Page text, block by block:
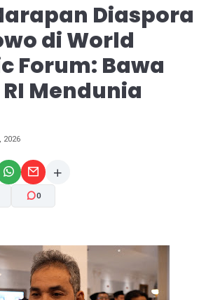
Diaspora
di World
Forum: Bawa
Mendunia
2026
A+
0